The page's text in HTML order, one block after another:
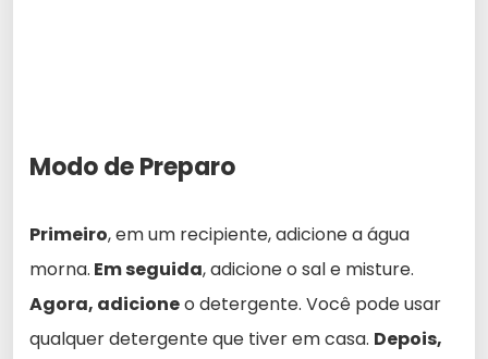
Modo de Preparo
Primeiro, em um recipiente, adicione a água
morna. Em seguida, adicione o sal e misture.
Agora, adicioneo detergente. Você pode usar
qualquer detergente que tiver em casa. Depois,